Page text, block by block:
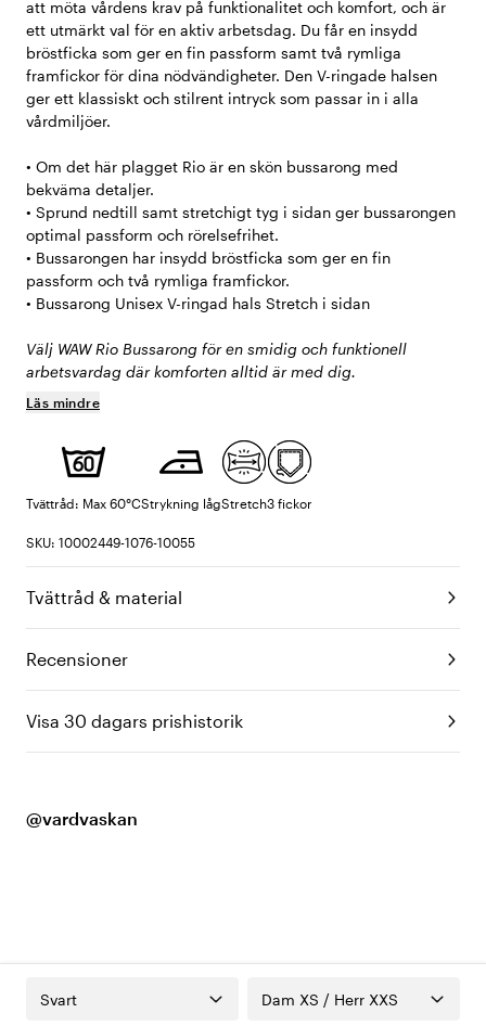
att möta vårdens krav på funktionalitet och komfort, och är
ett utmärkt val för en aktiv arbetsdag. Du får en insydd
bröstficka som ger en fin passform samt två rymliga
framfickor för dina nödvändigheter. Den V-ringade halsen
ger ett klassiskt och stilrent intryck som passar in i alla
vårdmiljöer.
• Om det här plagget Rio är en skön bussarong med
bekväma detaljer.
• Sprund nedtill samt stretchigt tyg i sidan ger bussarongen
optimal passform och rörelsefrihet.
• Bussarongen har insydd bröstficka som ger en fin
passform och två rymliga framfickor.
• Bussarong Unisex V-ringad hals Stretch i sidan
Välj WAW Rio Bussarong för en smidig och funktionell
arbetsvardag där komforten alltid är med dig.
Läs mindre
Tvättråd: Max 60°CStrykning lågStretch3 fickor
SKU: 10002449-1076-10055
Tvättråd & material
Recensioner
Visa 30 dagars prishistorik
@vardvaskan
Svart Dam XS / Herr XXS